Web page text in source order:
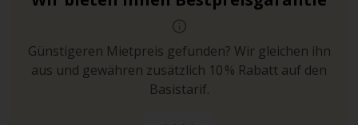
Günstigeren Mietpreis gefunden? Wir gleichen ihn
aus und gewähren zusätzlich 10 % Rabatt auf den
Basistarif.